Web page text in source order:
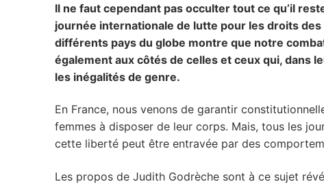
Il ne faut cependant pas occulter tout ce qu’il
journée internationale de lutte pour les droits
différents pays du globe montre que notre
également aux côtés de celles et ceux qui, dans
les inégalités de genre.
En France, nous venons de garantir
femmes à disposer de leur corps. Mais, tous les
cette liberté peut être entravée par des
Les propos de Judith Godrèche sont à ce sujet